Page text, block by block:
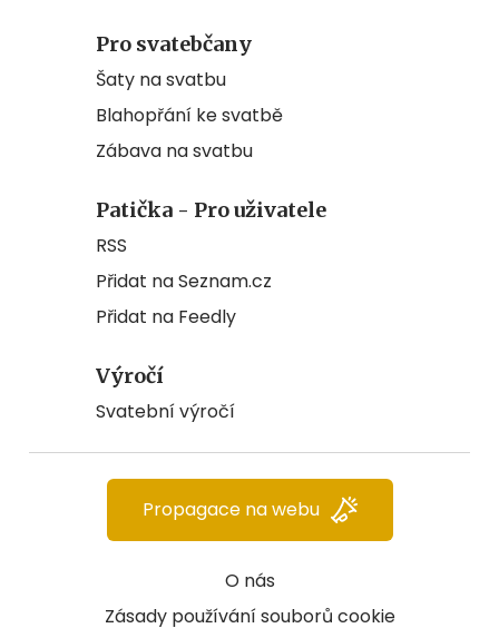
Pro svatebčany
Šaty na svatbu
Blahopřání ke svatbě
Zábava na svatbu
Patička - Pro uživatele
RSS
Přidat na Seznam.cz
Přidat na Feedly
Výročí
Svatební výročí
O nás
Zásady používání souborů cookie
Propagace na webu